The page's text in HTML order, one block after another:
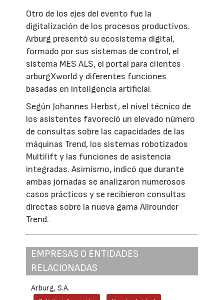
Otro de los ejes del evento fue la
digitalización de los procesos productivos.
Arburg presentó su ecosistema digital,
formado por sus sistemas de control, el
sistema MES ALS, el portal para clientes
arburgXworld y diferentes funciones
basadas en inteligencia artificial.
Según Johannes Herbst, el nivel técnico de
los asistentes favoreció un elevado número
de consultas sobre las capacidades de las
máquinas Trend, los sistemas robotizados
Multilift y las funciones de asistencia
integradas. Asimismo, indicó que durante
ambas jornadas se analizaron numerosos
casos prácticos y se recibieron consultas
directas sobre la nueva gama Allrounder
Trend.
EMPRESAS O ENTIDADES
RELACIONADAS
Arburg, S.A.